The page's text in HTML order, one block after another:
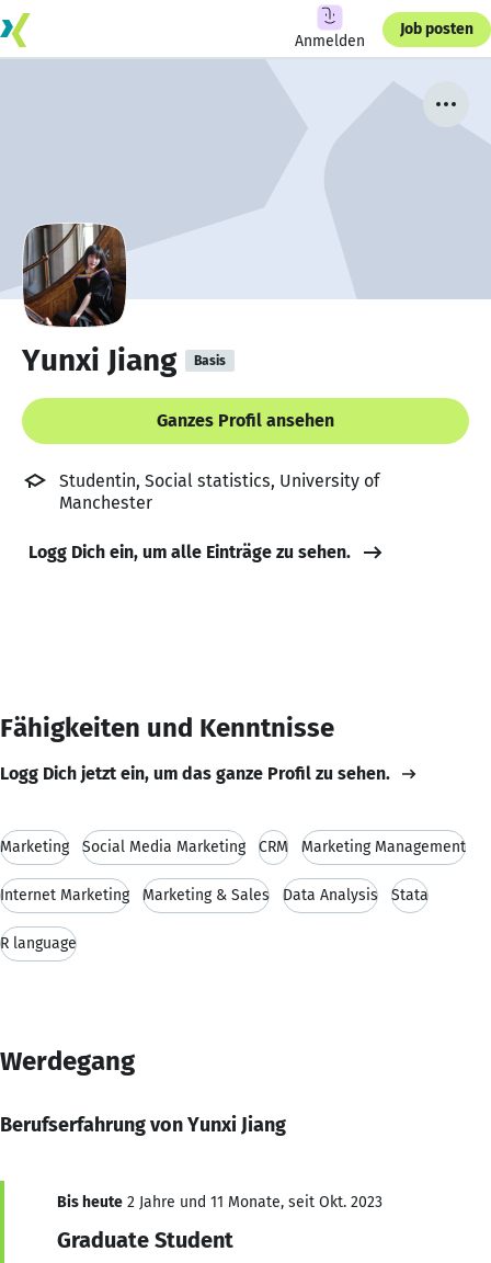
Anmelden
Job posten
Yunxi Jiang Basis
Ganzes Profil ansehen
Studentin, Social statistics, University of
Manchester
Logg Dich ein, um alle Einträge zu sehen.
Fähigkeiten und Kenntnisse
Logg Dich jetzt ein, um das ganze Profil zu sehen.
Marketing Social Media Marketing CRM Marketing Management
Internet Marketing Marketing & Sales Data Analysis Stata
R language
Werdegang
Berufserfahrung von Yunxi Jiang
Bis heute 2 Jahre und 11 Monate, seit Okt. 2023
Graduate Student